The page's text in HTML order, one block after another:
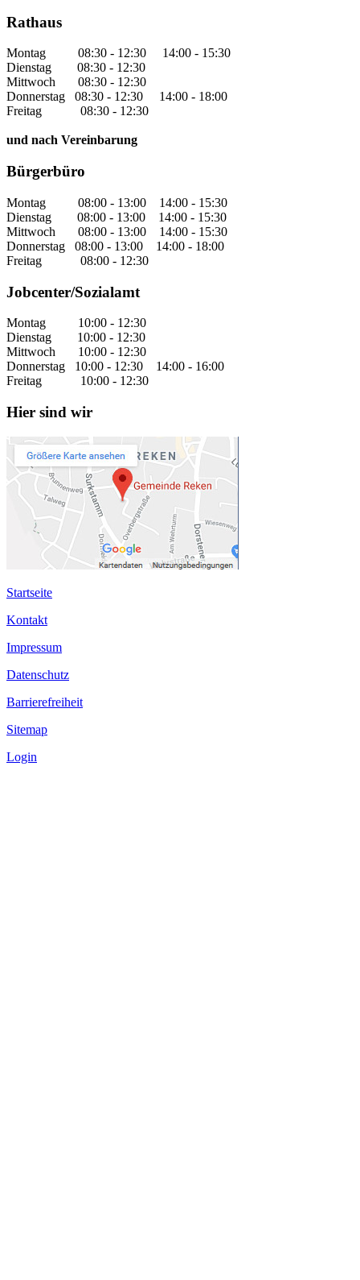
Rathaus
Montag 08:30 - 12:30 14:00 - 15:30
Dienstag 08:30 - 12:30
Mittwoch 08:30 - 12:30
Donnerstag 08:30 - 12:30 14:00 - 18:00
Freitag 08:30 - 12:30
und nach Vereinbarung
Bürgerbüro
Montag 08:00 - 13:00 14:00 - 15:30
Dienstag 08:00 - 13:00 14:00 - 15:30
Mittwoch 08:00 - 13:00 14:00 - 15:30
Donnerstag 08:00 - 13:00 14:00 - 18:00
Freitag 08:00 - 12:30
Jobcenter/Sozialamt
Montag 10:00 - 12:30
Dienstag 10:00 - 12:30
Mittwoch 10:00 - 12:30
Donnerstag 10:00 - 12:30 14:00 - 16:00
Freitag 10:00 - 12:30
Hier sind wir
Startseite
Kontakt
Impressum
Datenschutz
Barrierefreiheit
Sitemap
Login